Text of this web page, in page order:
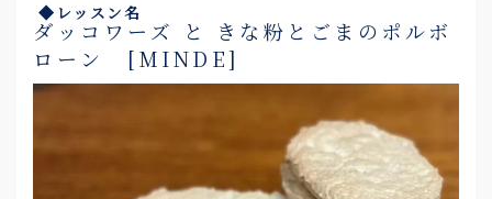
◆レッスン名
ダッコワーズ と きな粉とごまのポルボ
ローン [MINDE]